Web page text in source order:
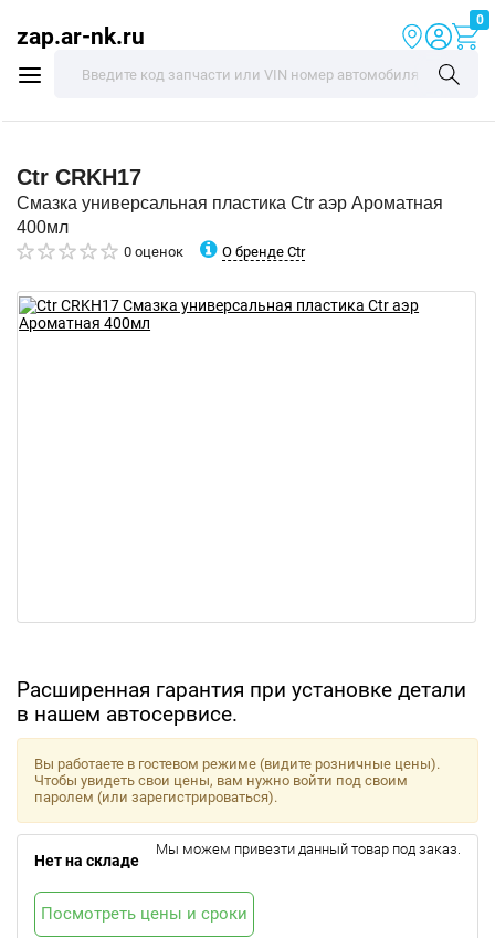
zap.ar-nk.ru
0
Ctr CRKH17
Смазка универсальная пластика Ctr аэр Ароматная
400мл
0 оценок О бренде Ctr
Расширенная гарантия при установке детали
в нашем автосервисе.
Вы работаете в гостевом режиме (видите розничные цены).
Чтобы увидеть свои цены, вам нужно войти под своим
паролем (или зарегистрироваться).
Нет на складе
Мы можем привезти данный товар под заказ.
Посмотреть цены и сроки